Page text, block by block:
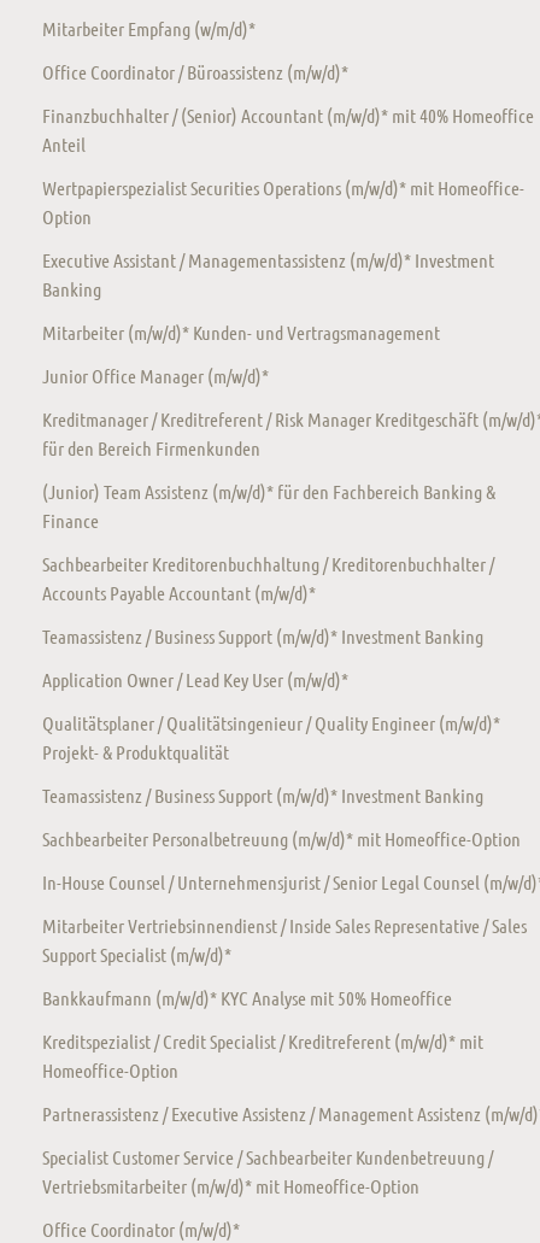
Mitarbeiter Empfang (w/m/d)*
Office Coordinator / Büroassistenz (m/w/d)*
Finanzbuchhalter / (Senior) Accountant (m/w/d)* mit 40% Homeoffice
Anteil
Wertpapierspezialist Securities Operations (m/w/d)* mit Homeoffice-
Option
Executive Assistant / Managementassistenz (m/w/d)* Investment
Banking
Mitarbeiter (m/w/d)* Kunden- und Vertragsmanagement
Junior Office Manager (m/w/d)*
Kreditmanager / Kreditreferent / Risk Manager Kreditgeschäft (m/w/
für den Bereich Firmenkunden
(Junior) Team Assistenz (m/w/d)* für den Fachbereich Banking &
Finance
Sachbearbeiter Kreditorenbuchhaltung / Kreditorenbuchhalter /
Accounts Payable Accountant (m/w/d)*
Teamassistenz / Business Support (m/w/d)* Investment Banking
Application Owner / Lead Key User (m/w/d)*
Qualitätsplaner / Qualitätsingenieur / Quality Engineer (m/w/d)*
Projekt- & Produktqualität
Teamassistenz / Business Support (m/w/d)* Investment Banking
Sachbearbeiter Personalbetreuung (m/w/d)* mit Homeoffice-Option
In-House Counsel / Unternehmensjurist / Senior Legal Counsel (m/w/
Mitarbeiter Vertriebsinnendienst / Inside Sales Representative / Sales
Support Specialist (m/w/d)*
Bankkaufmann (m/w/d)* KYC Analyse mit 50% Homeoffice
Kreditspezialist / Credit Specialist / Kreditreferent (m/w/d)* mit
Homeoffice-Option
Partnerassistenz / Executive Assistenz / Management Assistenz (m/w/
Specialist Customer Service / Sachbearbeiter Kundenbetreuung /
Vertriebsmitarbeiter (m/w/d)* mit Homeoffice-Option
Office Coordinator (m/w/d)*